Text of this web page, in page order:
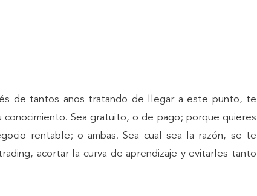
de tantos años tratando de llegar a este punto, te
Sea gratuito, o de pago; porque quieres
rentable; o ambas. Sea cual sea la razón, se te
acortar la curva de aprendizaje y evitarles tanto